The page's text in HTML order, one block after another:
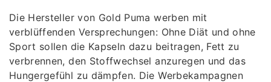
Die Hersteller von Gold Puma werben mit
verblüffenden Versprechungen: Ohne Diät und ohne
Sport sollen die Kapseln dazu beitragen, Fett zu
verbrennen, den Stoffwechsel anzuregen und das
Hungergefühl zu dämpfen. Die Werbekampagnen